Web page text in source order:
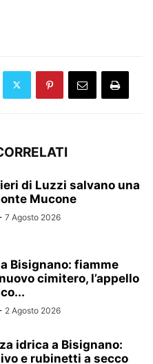
di Luzzi salvano una
Mucone
7 Agosto 2026
Bisignano: fiamme
cimitero, l’appello
2 Agosto 2026
idrica a Bisignano:
e rubinetti a secco